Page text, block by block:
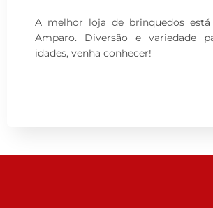
A melhor loja de brinquedos
Amparo. Diversão e variedade
idades, venha conhecer!